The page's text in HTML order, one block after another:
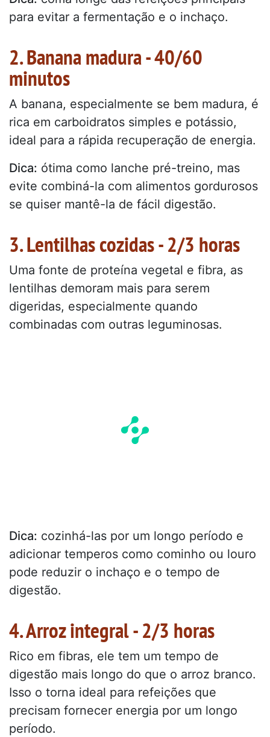
para evitar a fermentação e o inchaço.
2. Banana madura - 40/60
minutos
A banana, especialmente se bem madura, é
rica em carboidratos simples e potássio,
ideal para a rápida recuperação de energia.
Dica: ótima como lanche pré-treino, mas
evite combiná-la com alimentos gordurosos
se quiser mantê-la de fácil digestão.
3. Lentilhas cozidas - 2/3 horas
Uma fonte de proteína vegetal e fibra, as
lentilhas demoram mais para serem
digeridas, especialmente quando
combinadas com outras leguminosas.
Dica: cozinhá-las por um longo período e
adicionar temperos como cominho ou louro
pode reduzir o inchaço e o tempo de
digestão.
4. Arroz integral - 2/3 horas
Rico em fibras, ele tem um tempo de
digestão mais longo do que o arroz branco.
Isso o torna ideal para refeições que
precisam fornecer energia por um longo
período.